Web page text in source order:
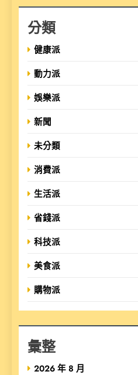
分類
健康派
動力派
娛樂派
新聞
未分類
消費派
生活派
省錢派
科技派
美食派
購物派
彙整
2026 年 8 月